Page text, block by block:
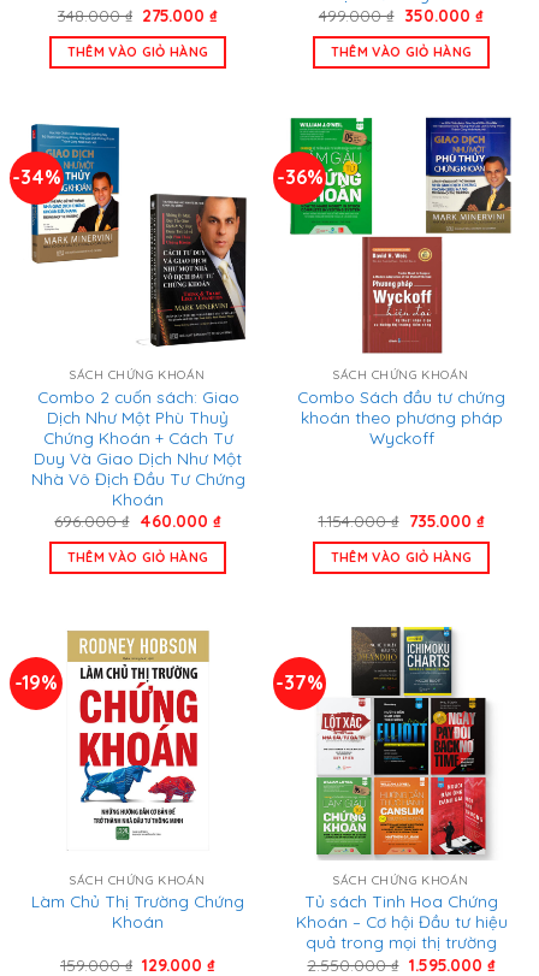
348.000₫ Giá
là:
348.000 ₫.
275.000₫Giá
tại
THÊM VÀO GIỎ HÀNG
499.000₫ Giá
là:
499.000 ₫.
350.000 ₫Giá
tại
THÊM VÀO GIỎ HÀNG
-34%
SÁCH CHỨNG KHOÁN
Combo 2 cuốn sách: Giao
Dịch Như Một Phù Thuỷ
Chứng Khoán + Cách Tư
Duy Và Giao Dịch Như Một
Nhà Vô Địch Đầu Tư Chứng
Khoán
696.000₫ Giá
là:
696.000 ₫.
460.000 ₫Giá
tại
THÊM VÀO GIỎ HÀNG
-36%
SÁCH CHỨNG KHOÁN
Combo Sách đầu tư chứng
khoán theo phương pháp
Wyckoff
1.154.000₫ Giá
là:
1.154.000 ₫.
735.000 ₫Giá
tại
THÊM VÀO GIỎ HÀNG
-19%
SÁCH CHỨNG KHOÁN
Làm Chủ Thị Trường Chứng
Khoán
159.000₫ Giá
129.000₫Giá
-37%
SÁCH CHỨNG KHOÁN
Tủ sách Tinh Hoa Chứng
Khoán – Cơ hội Đầu tư hiệu
quả trong mọi thị trường
2.550.000₫ Giá
1.595.000 ₫Giá